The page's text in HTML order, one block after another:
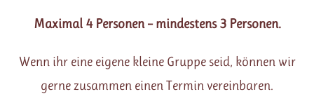
Maximal 4 Personen – mindestens 3 Personen.
Wenn ihr eine eigene kleine Gruppe seid, können wir
gerne zusammen einen Termin vereinbaren.